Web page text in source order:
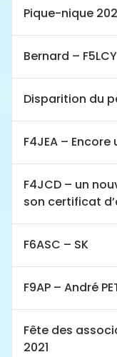
Pique-nique
Bernard –
Disparition du
F4JEA –
F4JCD – un
son certificat
F6ASC – SK
F9AP – André
Fête des
2021